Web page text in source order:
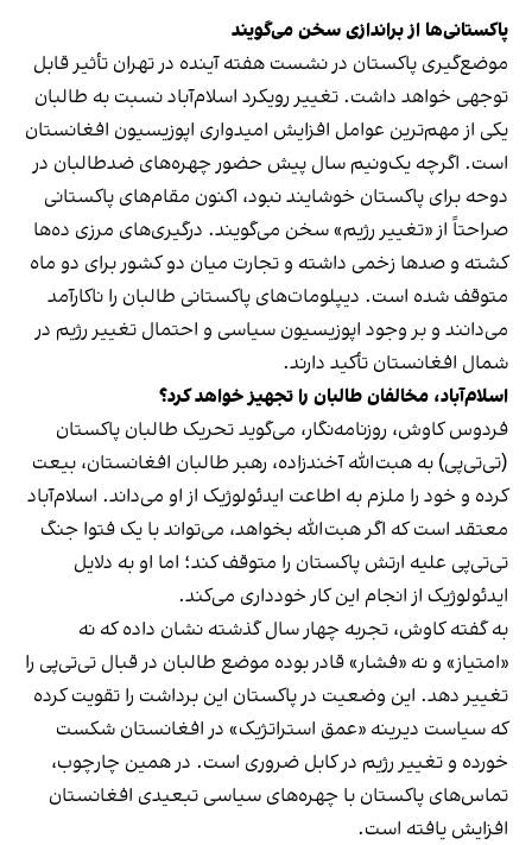
پاکستانی‌ها از براندازی سخن می‌گویند
موضع‌گیری پاکستان در نشست هفته آینده در تهران تأثیر قابل
توجهی خواهد داشت. تغییر رویکرد اسلام‌آباد نسبت به طالبان
یکی از مهم‌ترین عوامل افزایش امیدواری اپوزیسیون افغانستان
است. اگرچه یک‌ونیم سال پیش حضور چهره‌های ضدطالبان در
دوحه برای پاکستان خوشایند نبود، اکنون مقام‌های پاکستانی
صراحتاً از «تغییر رژیم» سخن می‌گویند. درگیری‌های مرزی ده‌ها
کشته و صدها زخمی داشته و تجارت میان دو کشور برای دو ماه
متوقف شده است. دیپلومات‌های پاکستانی طالبان را ناکارآمد
می‌دانند و بر وجود اپوزیسیون سیاسی و احتمال تغییر رژیم در
شمال افغانستان تأکید دارند.
اسلام‌آباد، مخالفان طالبان را تجهیز خواهد کرد؟
فردوس کاوش، روزنامه‌نگار، می‌گوید تحریک طالبان پاکستان
(تی‌تی‌پی) به هبت‌الله آخندزاده، رهبر طالبان افغانستان، بیعت
کرده و خود را ملزم به اطاعت ایدئولوژیک از او می‌داند. اسلام‌آباد
معتقد است که اگر هبت‌الله بخواهد، می‌تواند با یک فتوا جنگ
تی‌تی‌پی علیه ارتش پاکستان را متوقف کند؛ اما او به دلایل
ایدئولوژیک از انجام این کار خودداری می‌کند.
به گفته کاوش، تجربه چهار سال گذشته نشان داده که نه
«امتیاز» و نه «فشار» قادر بوده موضع طالبان در قبال تی‌تی‌پی را
تغییر دهد. این وضعیت در پاکستان این برداشت را تقویت کرده
که سیاست دیرینه «عمق استراتژیک» در افغانستان شکست
خورده و تغییر رژیم در کابل ضروری است. در همین چارچوب،
تماس‌های پاکستان با چهره‌های سیاسی تبعیدی افغانستان
افزایش یافته است.